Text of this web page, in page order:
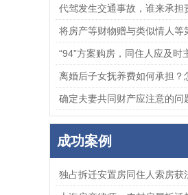
代驾发生交通事故，谁来承担
将房产等财物赠与类似情人等
离婚后子女抚养费如何承担？
确定夫妻共同财产应注意的问
成功案例
独占拆迁安置房同住人索房获